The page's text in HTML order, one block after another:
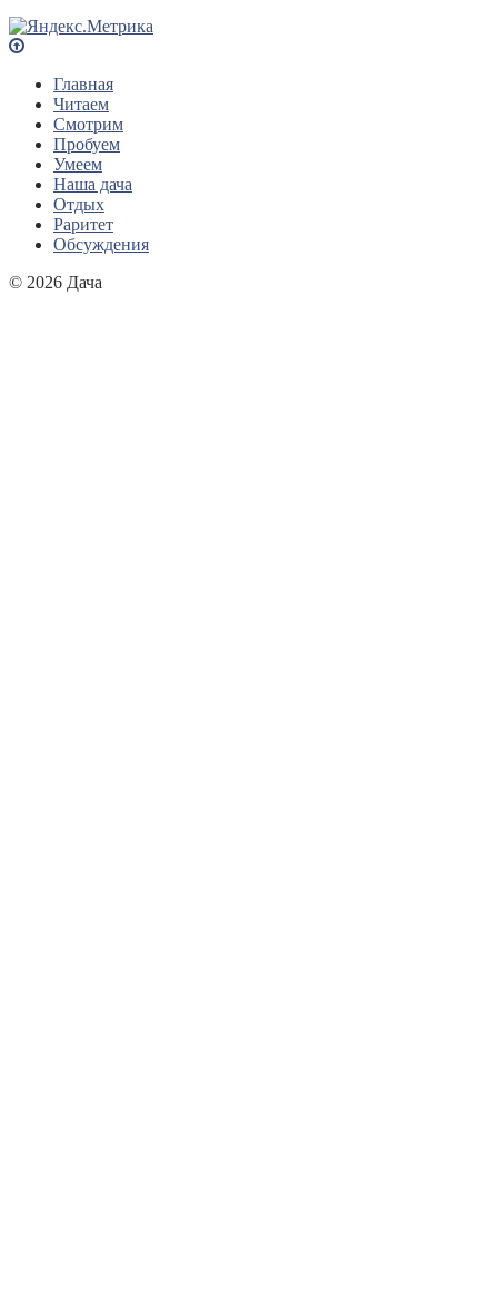
Главная
Читаем
Смотрим
Пробуем
Умеем
Наша дача
Отдых
Раритет
Обсуждения
© 2026 Дача